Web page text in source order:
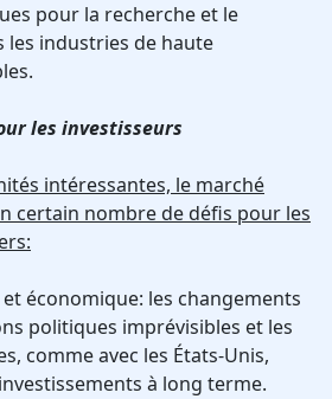
pour la recherche et le
les industries de haute
les investisseurs
intéressantes, le marché
certain nombre de défis pour les
économique: les changements
politiques imprévisibles et les
comme avec les États-Unis,
à long terme.